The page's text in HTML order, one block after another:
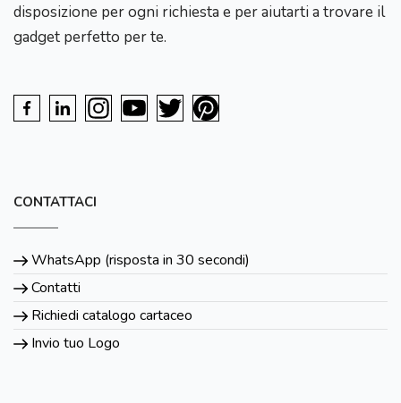
disposizione per ogni richiesta e per aiutarti a trovare il
gadget perfetto per te.
CONTATTACI
WhatsApp (risposta in 30 secondi)
Contatti
Richiedi catalogo cartaceo
Invio tuo Logo